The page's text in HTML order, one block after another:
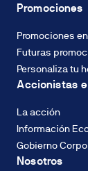
Promociones
Promociones
Futuras
Personaliza tu
Accionistas
La acción
Información
Gobierno
Nosotros